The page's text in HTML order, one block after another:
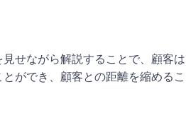
せながら解説することで、顧客は
ができ、顧客との距離を縮めるこ